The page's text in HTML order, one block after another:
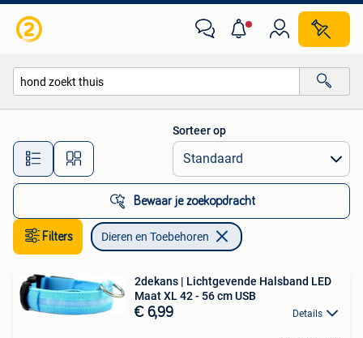
Alle afstanden…
Sorteer op
Bewaar je zoekopdracht
Filters Dieren en Toebehoren
2dekans | Lichtgevende Halsband LED
Maat XL 42 - 56 cm USB
€ 6,99 Details